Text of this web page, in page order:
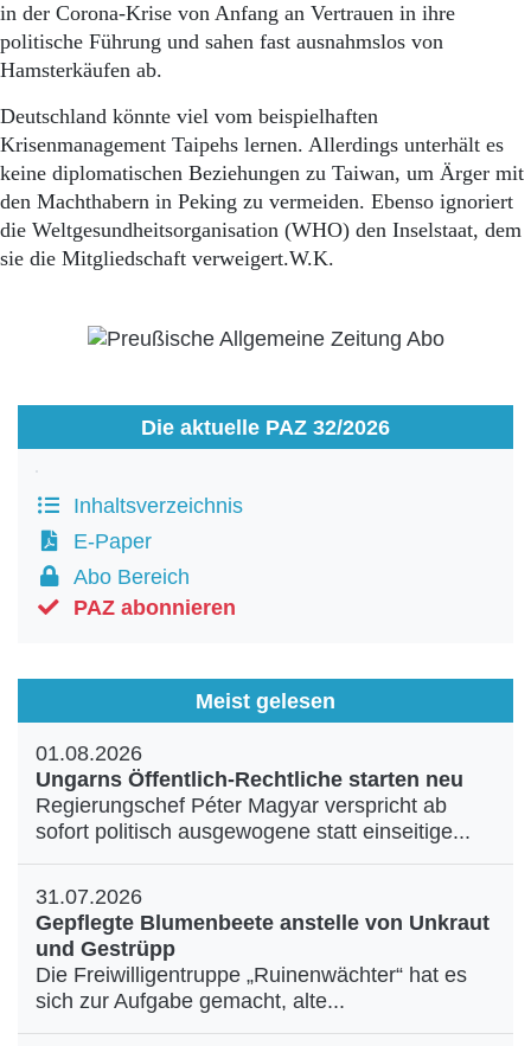
in der Corona-Krise von Anfang an Vertrauen in ihre
politische Führung und sahen fast ausnahmslos von
Hamsterkäufen ab.
Deutschland könnte viel vom beispielhaften
Krisenmanagement Taipehs lernen. Allerdings unterhält es
keine diplomatischen Beziehungen zu Taiwan, um Ärger mit
den Machthabern in Peking zu vermeiden. Ebenso ignoriert
die Weltgesundheitsorganisation (WHO) den Inselstaat, dem
sie die Mitgliedschaft verweigert.W.K.
Die aktuelle PAZ 32/2026
Inhaltsverzeichnis
E-Paper
Abo Bereich
PAZ abonnieren
Meist gelesen
01.08.2026
Ungarns Öffentlich-Rechtliche starten neu
Regierungschef Péter Magyar verspricht ab
sofort politisch ausgewogene statt einseitige...
31.07.2026
Gepflegte Blumenbeete anstelle von Unkraut
und Gestrüpp
Die Freiwilligentruppe „Ruinenwächter“ hat es
sich zur Aufgabe gemacht, alte...